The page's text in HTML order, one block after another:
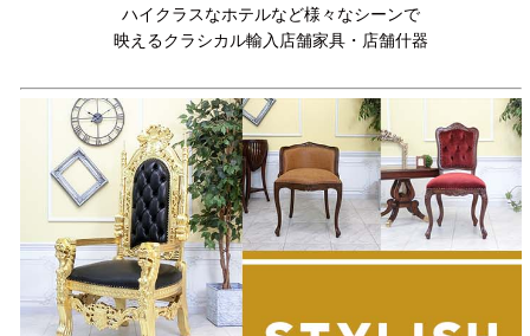
ハイクラスなホテルなど様々なシーンで
映えるクラシカル輸入店舗家具・店舗什器